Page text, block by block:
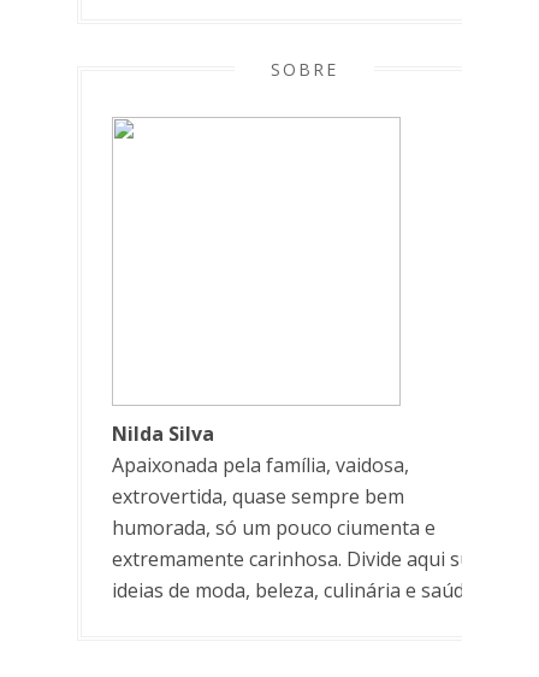
SOBRE
Nilda Silva
Apaixonada pela família, vaidosa,
extrovertida, quase sempre bem
humorada, só um pouco ciumenta e
extremamente carinhosa. Divide aqui suas
ideias de moda, beleza, culinária e saúde.